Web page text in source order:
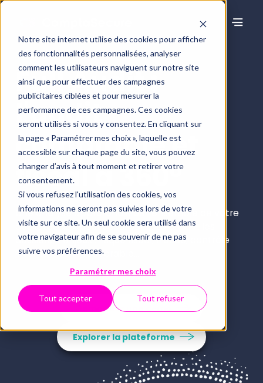
Notre site internet utilise des cookies pour afficher
des fonctionnalités personnalisées, analyser
comment les utilisateurs naviguent sur notre site
ainsi que pour effectuer des campagnes
publicitaires ciblées et pour mesurer la
performance de ces campagnes. Ces cookies
seront utilisés si vous y consentez. En cliquant sur
la page « Paramétrer mes choix », laquelle est
accessible sur chaque page du site, vous pouvez
changer d’avis à tout moment et retirer votre
consentement.
Si vous refusez l'utilisation des cookies, vos
informations ne seront pas suivies lors de votre
visite sur ce site. Un seul cookie sera utilisé dans
votre navigateur afin de se souvenir de ne pas
suivre vos préférences.
Paramétrer mes choix
Tout accepter Tout refuser
Full Audit :
l'audit
comptable et
fiscal à 360°
Une analyse approfondie de l’ensemble de votre
comptabilité, pour sécuriser totalement les
dossiers à enjeux : risque fiscal, fraude, contrôle
interne, cash récupérable...
Demander une démo
Explorer la plateforme